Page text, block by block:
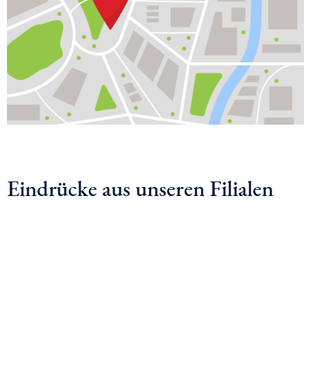
Eindrücke aus unseren Filialen